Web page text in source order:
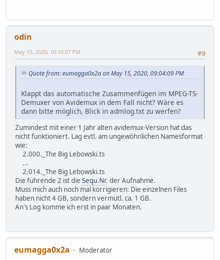
odin
#9
May 15, 2020, 10:10:07 PM
Quote from: eumagga0x2a on May 15, 2020, 09:04:09 PM
Klappt das automatische Zusammenfügen im MPEG-TS-
Demuxer von Avidemux in dem Fall nicht? Wäre es
dann bitte möglich, Blick in admlog.txt zu werfen?
Zumindest mit einer 1 Jahr alten avidemux-Version hat das
nicht funktioniert. Lag evtl. am ungewöhnlichen Namesformat
wie:
2.000._The Big Lebowski.ts
...
2.014._The Big Lebowski.ts
Die führende 2 ist die Sequ.Nr. der Aufnahme.
Muss mich auch noch mal korrigieren: Die einzelnen Files
haben nicht 4 GB, sondern vermutl. ca. 1 GB.
An's Log komme ich erst in paar Monaten.
eumagga0x2a
Moderator